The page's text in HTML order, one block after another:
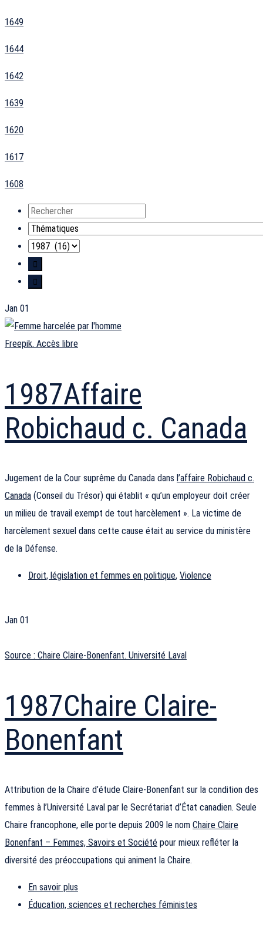
1649
1644
1642
1639
1620
1617
1608
Rechercher
Thématiques
Années
Jan 01
Freepik. Accès libre
1987Affaire
Robichaud c. Canada
Jugement de la Cour suprême du Canada dans l’affaire Robichaud c.
Canada (Conseil du Trésor) qui établit « qu’un employeur doit créer
un milieu de travail exempt de tout harcèlement ». La victime de
harcèlement sexuel dans cette cause était au service du ministère
de la Défense.
Droit, législation et femmes en politique, Violence
Jan 01
Source : Chaire Claire-Bonenfant. Université Laval
1987Chaire Claire-
Bonenfant
Attribution de la Chaire d’étude Claire-Bonenfant sur la condition des
femmes à l’Université Laval par le Secrétariat d’État canadien. Seule
Chaire francophone, elle porte depuis 2009 le nom Chaire Claire
Bonenfant – Femmes, Savoirs et Société pour mieux refléter la
diversité des préoccupations qui animent la Chaire.
En savoir plus
Éducation, sciences et recherches féministes